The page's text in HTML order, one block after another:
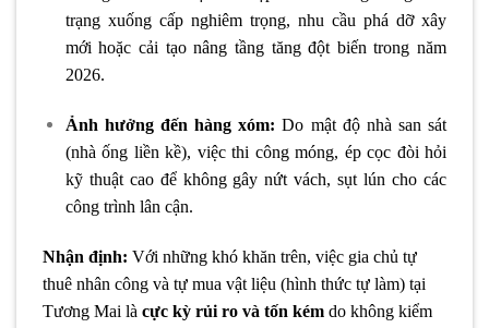
trạng xuống cấp nghiêm trọng, nhu cầu phá dỡ xây
mới hoặc cải tạo nâng tầng tăng đột biến trong năm
2026.
Ảnh hưởng đến hàng xóm: Do mật độ nhà san sát
(nhà ống liền kề), việc thi công móng, ép cọc đòi hỏi
kỹ thuật cao để không gây nứt vách, sụt lún cho các
công trình lân cận.
Nhận định: Với những khó khăn trên, việc gia chủ tự
thuê nhân công và tự mua vật liệu (hình thức tự làm) tại
Tương Mai là cực kỳ rủi ro và tốn kém do không kiểm